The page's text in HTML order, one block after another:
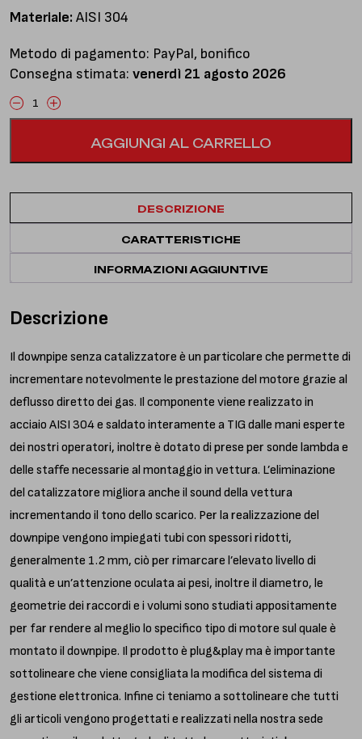
Materiale: AISI 304
Metodo di pagamento: PayPal, bonifico
Consegna stimata: venerdì 21 agosto 2026
Downpipe
catalizzatore
quantità
AGGIUNGI AL CARRELLO
DESCRIZIONE
CARATTERISTICHE
INFORMAZIONI AGGIUNTIVE
Descrizione
Il downpipe senza catalizzatore è un particolare che permette di
incrementare notevolmente le prestazione del motore grazie al
deflusso diretto dei gas. Il componente viene realizzato in
acciaio AISI 304 e saldato interamente a TIG dalle mani esperte
dei nostri operatori, inoltre è dotato di prese per sonde lambda e
delle staffe necessarie al montaggio in vettura. L’eliminazione
del catalizzatore migliora anche il sound della vettura
incrementando il tono dello scarico. Per la realizzazione del
downpipe vengono impiegati tubi con spessori ridotti,
generalmente 1.2 mm, ciò per rimarcare l’elevato livello di
qualità e un’attenzione oculata ai pesi, inoltre il diametro, le
geometrie dei raccordi e i volumi sono studiati appositamente
per far rendere al meglio lo specifico tipo di motore sul quale è
montato il downpipe. Il prodotto è plug&play ma è importante
sottolineare che viene consigliata la modifica del sistema di
gestione elettronica. Infine ci teniamo a sottolineare che tutti
gli articoli vengono progettati e realizzati nella nostra sede